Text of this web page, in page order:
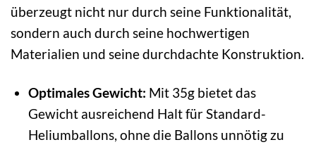
überzeugt nicht nur durch seine Funktionalität,
sondern auch durch seine hochwertigen
Materialien und seine durchdachte Konstruktion.
Optimales Gewicht: Mit 35g bietet das
Gewicht ausreichend Halt für Standard-
Heliumballons, ohne die Ballons unnötig zu